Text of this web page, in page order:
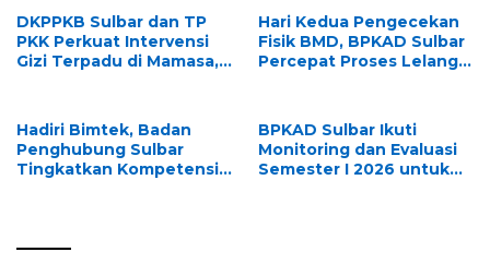
Pemenuhan Gizi
DKPPKB Sulbar dan TP
PKK Perkuat Intervensi
Gizi Terpadu di Mamasa,
Sejahtera
Hari Kedua Pengecekan
Fisik BMD, BPKAD Sulbar
Percepat Proses Lelang
Hadiri Bimtek, Badan
Penghubung Sulbar
Tingkatkan Kompetensi
BPKAD Sulbar Ikuti
Monitoring dan Evaluasi
Semester I 2026 untuk